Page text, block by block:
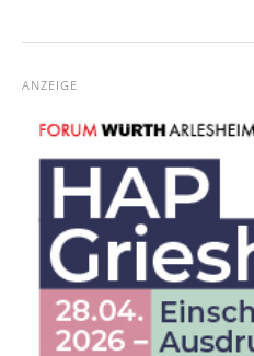
ANZEIGE